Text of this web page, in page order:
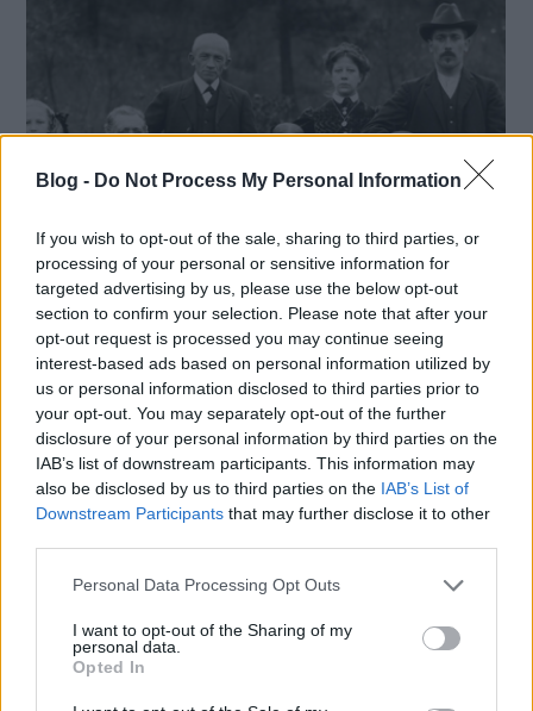
Blog - Do Not Process My Personal Information
If you wish to opt-out of the sale, sharing to third parties, or
processing of your personal or sensitive information for
targeted advertising by us, please use the below opt-out
section to confirm your selection. Please note that after your
opt-out request is processed you may continue seeing
interest-based ads based on personal information utilized by
us or personal information disclosed to third parties prior to
your opt-out. You may separately opt-out of the further
disclosure of your personal information by third parties on the
IAB’s list of downstream participants. This information may
also be disclosed by us to third parties on the IAB’s List of
Downstream Participants that may further disclose it to other
Please note that this website/app uses one or more Google
not limited to your visit or usage behaviour. You may click to
grant or deny consent to Google and its third-party tags to
use your data for below specified purposes in below Google
consent section.
Personal Data Processing Opt Outs
I want to opt-out of the Sharing of my
personal data.
Opted In
Zseniális társadalomrajz
vagy veszélyes
általánosítás? – August
Sander, aki rendszert
sokféleségben
August Sander Herdorfban született egy